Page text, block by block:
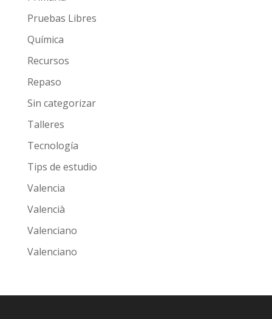
Pruebas Libres
Química
Recursos
Repaso
Sin categorizar
Talleres
Tecnología
Tips de estudio
Valencia
Valencià
Valenciano
Valenciano